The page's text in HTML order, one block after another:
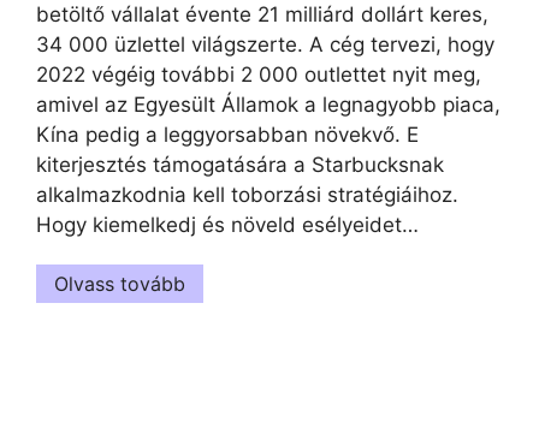
betöltő vállalat évente 21 milliárd dollárt keres,
34 000 üzlettel világszerte. A cég tervezi, hogy
2022 végéig további 2 000 outlettet nyit meg,
amivel az Egyesült Államok a legnagyobb piaca,
Kína pedig a leggyorsabban növekvő. E
kiterjesztés támogatására a Starbucksnak
alkalmazkodnia kell toborzási stratégiáihoz.
Hogy kiemelkedj és növeld esélyeidet…
Olvass tovább